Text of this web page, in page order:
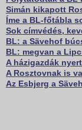
Simán kikapott
Íme a BL-főtábla
Sok címvédés,
BL: a Sävehof
BL: megvan a
A házigazdák
A Rosztovnak is
Az Esbjerg a